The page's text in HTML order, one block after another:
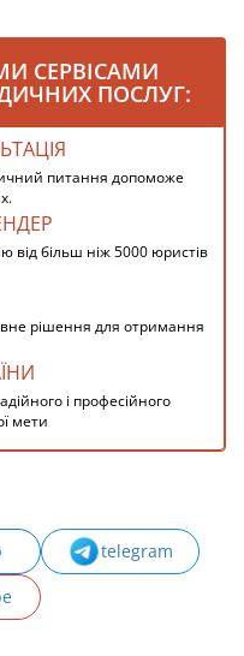
СЕРВІСАМИ
ПОСЛУГ:
питання допоможе
від більш ніж 5000 юристів
рішення для отримання
і професійного
мети
telegram